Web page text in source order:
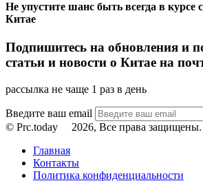
Не упустите шанс быть всегда в курсе
Китае
Подпишитесь на обновления и
статьи и новости о Китае на
рассылка не чаще 1 раз в день
Введите ваш email
© Prc.today
2026, Все права защищены.
Главная
Контакты
Политика конфиденциальности